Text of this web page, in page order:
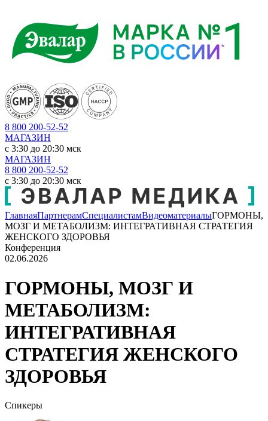
8 800 200-52-52
МАГАЗИН
c 3:30 до 20:30 мск
МАГАЗИН
8 800 200-52-52
c 3:30 до 20:30 мск
ГлавнаяПартнерамСпециалистамВидеоматериалыГОРМОНЫ,
МОЗГ И МЕТАБОЛИЗМ: ИНТЕГРАТИВНАЯ СТРАТЕГИЯ
ЖЕНСКОГО ЗДОРОВЬЯ
Конференция
02.06.2026
ГОРМОНЫ, МОЗГ И
МЕТАБОЛИЗМ:
ИНТЕГРАТИВНАЯ
СТРАТЕГИЯ ЖЕНСКОГО
ЗДОРОВЬЯ
Спикеры